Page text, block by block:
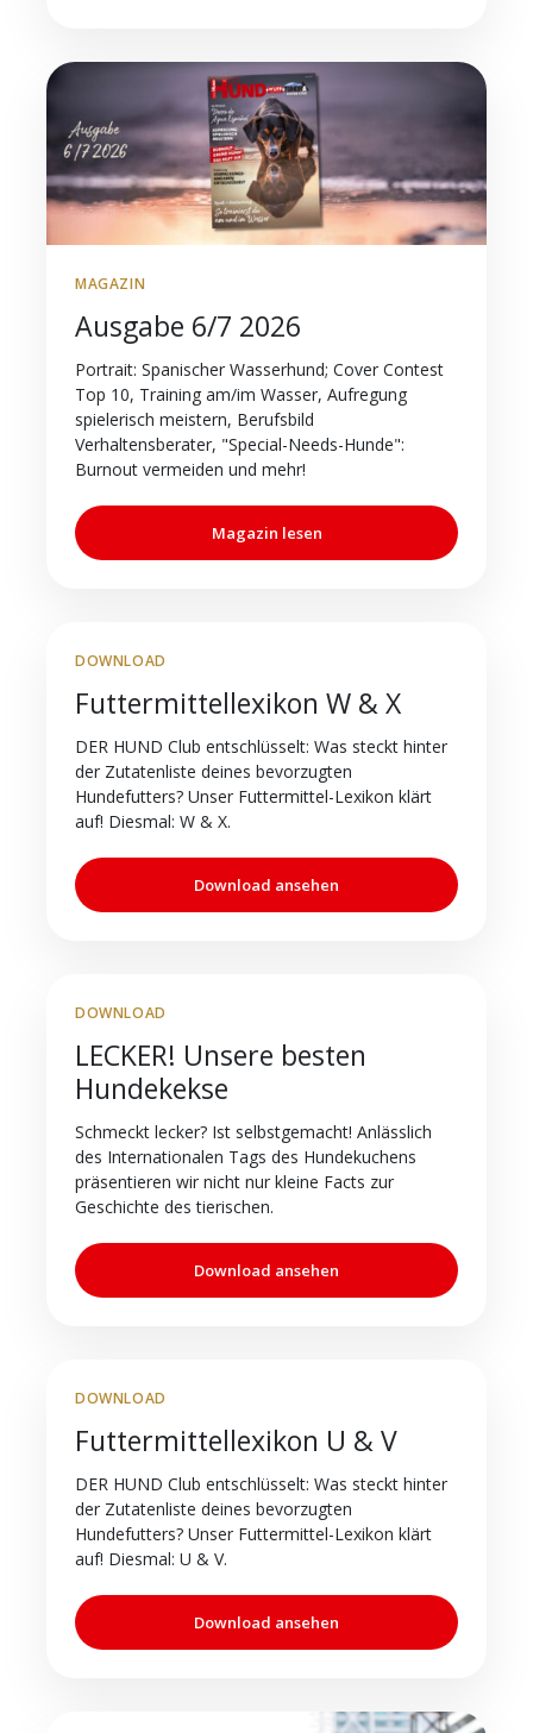
MAGAZIN
Ausgabe 6/7 2026
Portrait: Spanischer Wasserhund; Cover Contest
Top 10, Training am/im Wasser, Aufregung
spielerisch meistern, Berufsbild
Verhaltensberater, "Special-Needs-Hunde":
Burnout vermeiden und mehr!
Magazin lesen
DOWNLOAD
Futtermittellexikon W & X
DER HUND Club entschlüsselt: Was steckt hinter
der Zutatenliste deines bevorzugten
Hundefutters? Unser Futtermittel-Lexikon klärt
auf! Diesmal: W & X.
Download ansehen
DOWNLOAD
LECKER! Unsere besten
Hundekekse
Schmeckt lecker? Ist selbstgemacht! Anlässlich
des Internationalen Tags des Hundekuchens
präsentieren wir nicht nur kleine Facts zur
Geschichte des tierischen.
Download ansehen
DOWNLOAD
Futtermittellexikon U & V
DER HUND Club entschlüsselt: Was steckt hinter
der Zutatenliste deines bevorzugten
Hundefutters? Unser Futtermittel-Lexikon klärt
auf! Diesmal: U & V.
Download ansehen